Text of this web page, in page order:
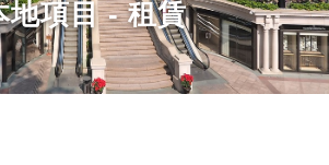
地項目 - 租賃